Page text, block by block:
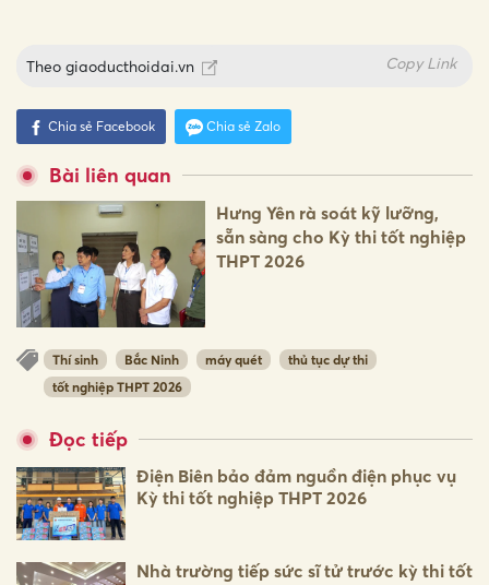
Theo giaoducthoidai.vn Copy Link
Chia sẻ Facebook Chia sẻ Zalo
Bài liên quan
Hưng Yên rà soát kỹ lưỡng,
sẵn sàng cho Kỳ thi tốt nghiệp
THPT 2026
Thí sinh Bắc Ninh máy quét
thủ tục dự thi
tốt nghiệp THPT 2026
Đọc tiếp
Điện Biên bảo đảm nguồn điện phục vụ
Kỳ thi tốt nghiệp THPT 2026
Nhà trường tiếp sức sĩ tử trước kỳ thi tốt